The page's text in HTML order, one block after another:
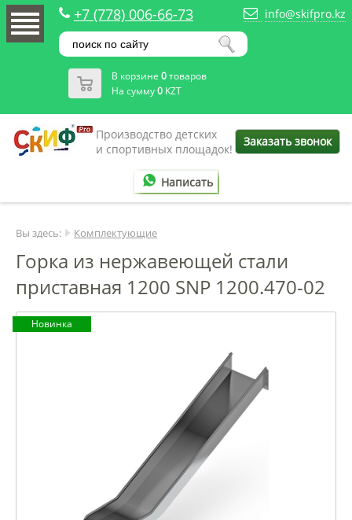
+7 (778) 006-66-73 info@skifpro.kz
В корзине 0товаров
На сумму0 KZT
Производство детских
и спортивных площадок!
Заказать звонок
Написать
Вы здесь: Комплектующие
Горка из нержавеющей стали
приставная 1200 SNP 1200.470-02
Новинка